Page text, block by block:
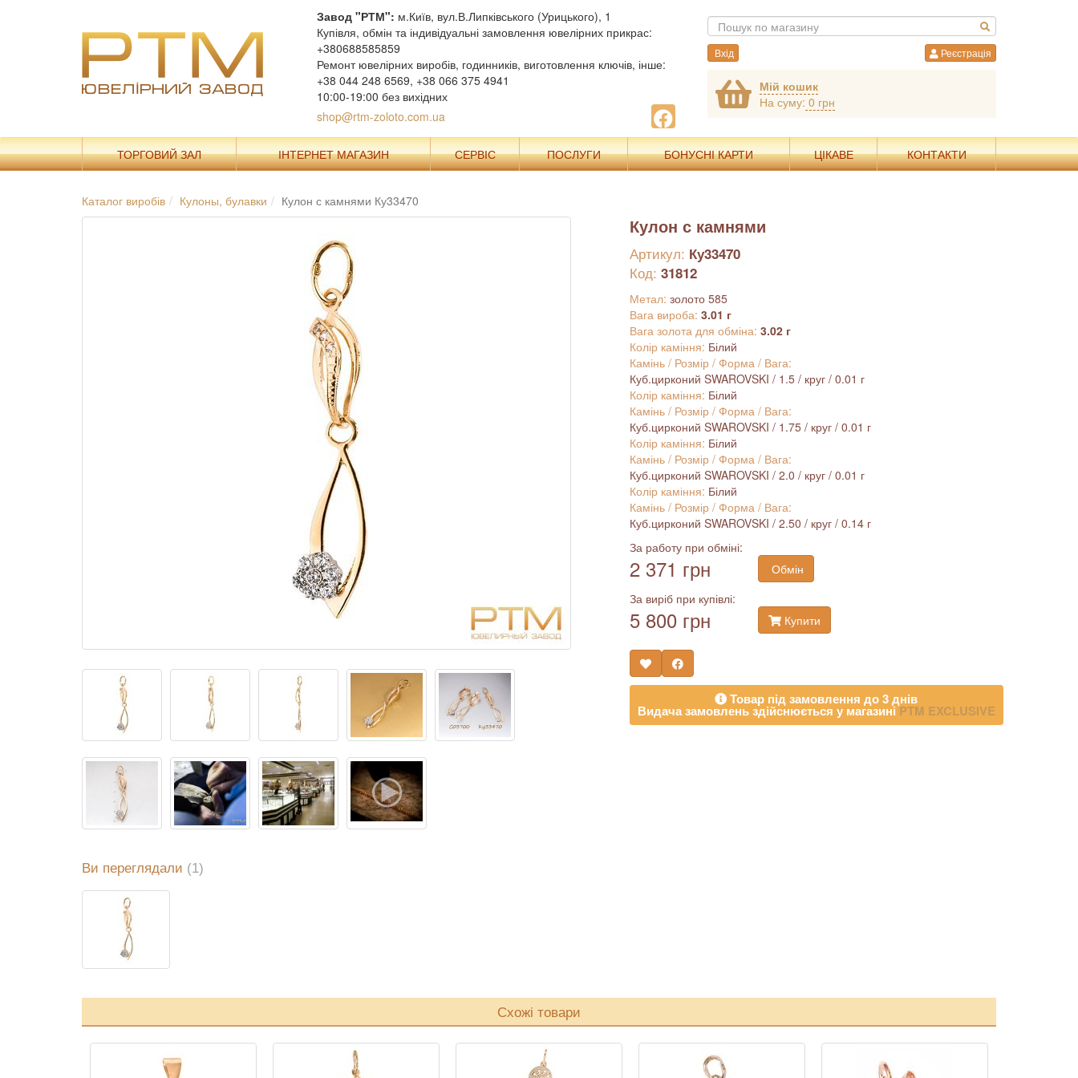
Завод "РТМ": м.Київ, вул.В.Липківського (Урицького), 1
Купівля, обмін та індивідуальні замовлення ювелірних прикрас:
+380688585859
Ремонт ювелірних виробів, годинників, виготовлення ключів, інше:
+38 044 248 6569, +38 066 375 4941
10:00-19:00 без вихідних
shop@rtm-zoloto.com.ua
Вхід Реєстрація
Мій кошик
На суму: 0 грн
ТОРГОВИЙ ЗАЛ ІНТЕРНЕТ МАГАЗИН СЕРВІС ПОСЛУГИ БОНУСНІ КАРТИ ЦІКАВЕ КОНТАКТИ
Каталог виробів Кулоны, булавки Кулон с камнями Ку33470
Кулон с камнями
Артикул: Ку33470
Код: 31812
Метал: золото 585
Вага вироба: 3.01 г
Вага золота для обміна: 3.02 г
Колір каміння: Білий
Камінь / Розмір / Форма / Вага:
Куб.цирконий SWAROVSKI / 1.5 / круг / 0.01 г
Колір каміння: Білий
Камінь / Розмір / Форма / Вага:
Куб.цирконий SWAROVSKI / 1.75 / круг / 0.01 г
Колір каміння: Білий
Камінь / Розмір / Форма / Вага:
Куб.цирконий SWAROVSKI / 2.0 / круг / 0.01 г
Колір каміння: Білий
Камінь / Розмір / Форма / Вага:
Куб.цирконий SWAROVSKI / 2.50 / круг / 0.14 г
За работу при обміні:
2 371 грн
Обмін
За виріб при купівлі:
5 800 грн Купити
Товар під замовлення до 3 днів
Видача замовлень здійснюється у магазиніPTM EXCLUSIVE
Ви переглядали (1)
Схожі товари